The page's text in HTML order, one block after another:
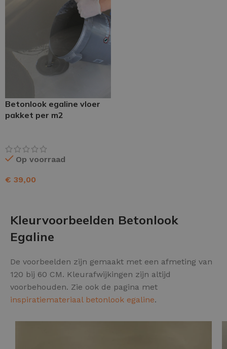
Betonlook egaline vloer
pakket per m2
Op voorraad
€ 39,00
Kleurvoorbeelden Betonlook
Egaline
De voorbeelden zijn gemaakt met een afmeting van
120 bij 60 CM. Kleurafwijkingen zijn altijd
voorbehouden. Zie ook de pagina met
inspiratiemateriaal betonlook egaline.